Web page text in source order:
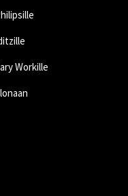
Workille